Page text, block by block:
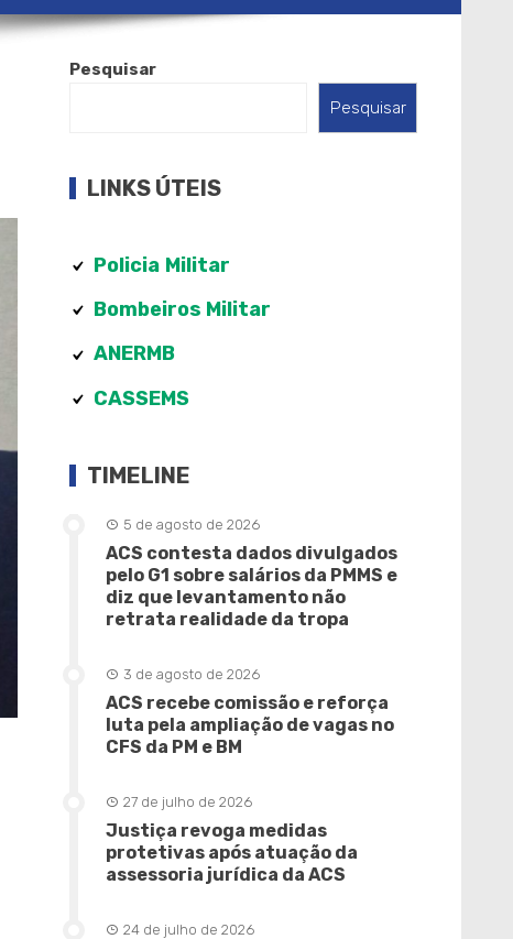
Pesquisar
Pesquisar
LINKS ÚTEIS
Policia Militar
Bombeiros Militar
ANERMB
CASSEMS
TIMELINE
5 de agosto de 2026
ACS contesta dados divulgados
pelo G1 sobre salários da PMMS e
diz que levantamento não
retrata realidade da tropa
3 de agosto de 2026
ACS recebe comissão e reforça
luta pela ampliação de vagas no
CFS da PM e BM
27 de julho de 2026
Justiça revoga medidas
protetivas após atuação da
assessoria jurídica da ACS
24 de julho de 2026